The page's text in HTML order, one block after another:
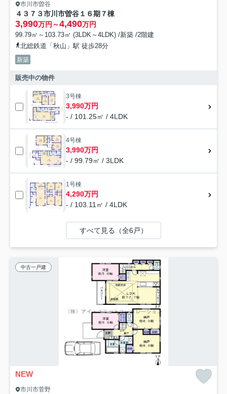
市川市曽谷
４３７３市川市曽谷１６期７棟
3,990万円～4,490万円
99.79㎡～103.73㎡ (3LDK～4LDK) /新築 /2階建
北総鉄道「秋山」駅 徒歩28分
新築
販売中の物件
3号棟
3,990万円
- / 101.25㎡ / 4LDK
4号棟
3,990万円
- / 99.79㎡ / 3LDK
1号棟
4,290万円
- / 103.11㎡ / 4LDK
すべて見る（全6戸）
中古一戸建
NEW
市川市菅野